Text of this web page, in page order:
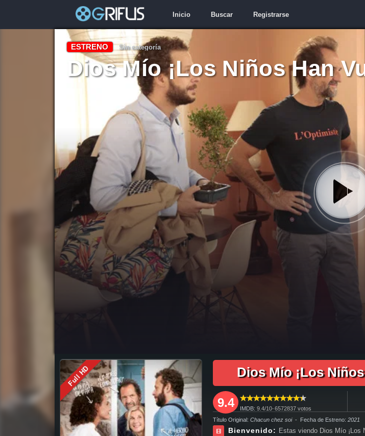
Inicio Buscar Registrarse
ESTRENO Sin categoría
Dios Mío ¡Los Niños Han
completa 2019, Dios Mío ¡Los Niños Han Vuelto! pelicula completa en español, Dios Mío ¡Los Niños Han Vuelto! pelicula completa en español latino, trailer Dios Mío ¡Los Niños Han Vuelto!, Dios Mío ¡Los Niños Han Vuelto! trailer, ver trailer Dios Mío ¡Los Niños
Han Vuelto! hd, descargar Dios Mío ¡Los Niños Han Vuelto! pelicula completa, descargar Dios Mío ¡Los Niños Han Vuelto! pelicula completa torrent, descargar Dios Mío ¡Los Niños Han Vuelto! pelicula completa utorrent, descargar Dios Mío ¡Los Niños Han
descargar pelicula Dios Mío ¡Los Niños Han Vuelto! gratis, descargar pelicula Dios Mío ¡Los Niños Han Vuelto! completa, en Español, en Español Latino, en Latino, ver Dios Mío ¡Los Niños Han Vuelto! Online, ver gratis Dios Mío ¡Los Niños Han Vuelto! online, ver
Vuelto! online ver pelicula, ver estreno Dios Mío ¡Los Niños Han Vuelto! online, Dios Mío ¡Los Niños Han Vuelto! online ver, Dios Mío ¡Los Niños Han Vuelto! ver online, Ver Pelicula Dios Mío ¡Los Niños Han Vuelto! Español Latino, Pelicula Dios Mío ¡Los Niños Han
Full HD Dios Mío ¡Los
9.4 IMDB: 9.4/10-6572837 votos
Título Original:Chacun chez soi- Fecha de Estreno:2021
Bienvenido: Estas viendo Dios Mío ¡Los